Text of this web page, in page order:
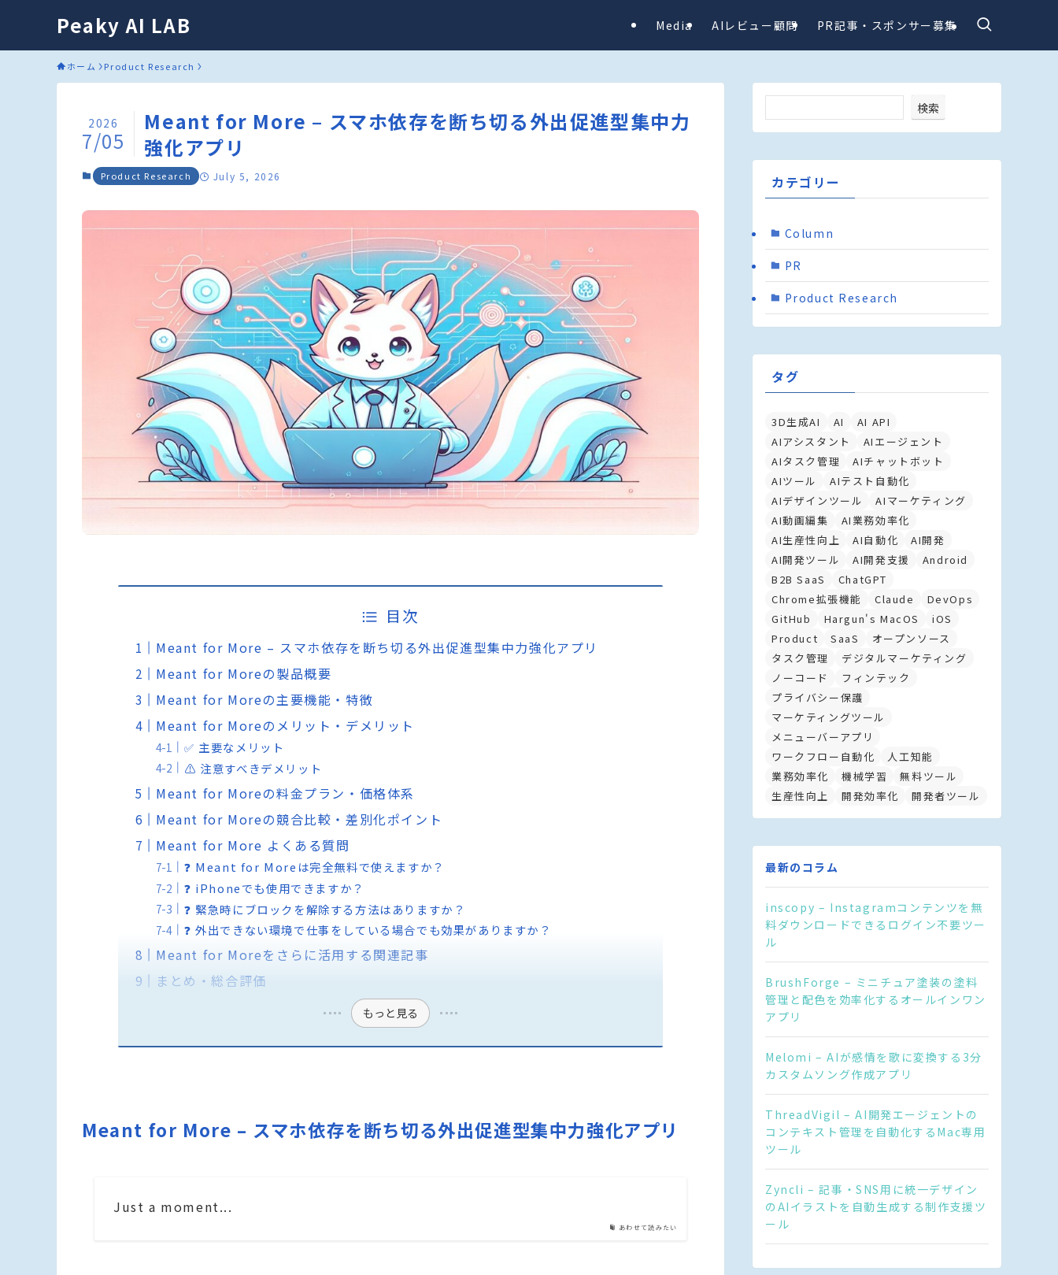
Peaky AI LAB Media AIレビュー顧問 PR記事・スポンサー募集
ホーム Product Research
Meant for More – スマホ依存を断ち切る外出促進型集中力
強化アプリ
2026
7/05
Product Research July 5, 2026
目次
Meant for More – スマホ依存を断ち切る外出促進型集中力強化アプリ
Meant for Moreの製品概要
Meant for Moreの主要機能・特徴
Meant for Moreのメリット・デメリット
✅ 主要なメリット
⚠️ 注意すべきデメリット
Meant for Moreの料金プラン・価格体系
Meant for Moreの競合比較・差別化ポイント
Meant for More よくある質問
❓ Meant for Moreは完全無料で使えますか？
❓ iPhoneでも使用できますか？
❓ 緊急時にブロックを解除する方法はありますか？
❓ 外出できない環境で仕事をしている場合でも効果がありますか？
Meant for Moreをさらに活用する関連記事
まとめ・総合評価
もっと見る
Meant for More – スマホ依存を断ち切る外出促進型集中力強化アプリ
あわせて読みたい
Just a moment...
検索
カテゴリー
Column
PR
Product Research
タグ
3D生成AI AI
AI API
AIアシスタント
AIエージェント
AIタスク管理
AIチャットボット
AIツール
AIテスト自動化
AIデザインツール
AIマーケティング
AI動画編集
AI業務効率化
AI生産性向上
AI自動化
AI開発
AI開発ツール
AI開発支援
Android
B2B SaaS
ChatGPT
Chrome拡張機能
Claude
DevOps
GitHub
Hargun's MacOS
iOS
Product
SaaS
オープンソース
タスク管理
デジタルマーケティング
ノーコード
フィンテック
プライバシー保護
マーケティングツール
メニューバーアプリ
ワークフロー自動化
人工知能
業務効率化
機械学習
無料ツール
生産性向上
開発効率化 開発者ツール
最新のコラム
inscopy – Instagramコンテンツを無
料ダウンロードできるログイン不要ツー
ル
BrushForge – ミニチュア塗装の塗料
管理と配色を効率化するオールインワン
アプリ
Melomi – AIが感情を歌に変換する3分
カスタムソング作成アプリ
ThreadVigil – AI開発エージェントの
コンテキスト管理を自動化するMac専用
ツール
Zyncli – 記事・SNS用に統一デザイン
のAIイラストを自動生成する制作支援ツ
ール